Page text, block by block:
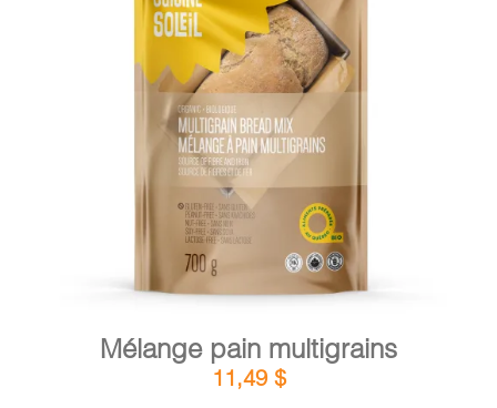
AJOUTER AU PANIER / DÉTAILS
Mélange pain multigrains
11,49 $